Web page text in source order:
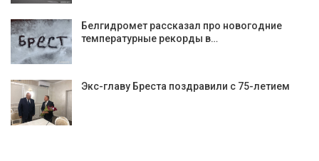
Белгидромет рассказал про новогодние
температурные рекорды в…
Экс-главу Бреста поздравили с 75-летием